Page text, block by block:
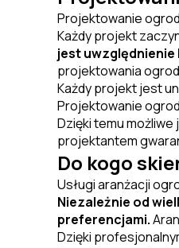
Projektowanie
Każdy projekt
jest
projektowania
Każdy projekt jest
Projektowanie
Dzięki temu
projektantem
Do kogo
Usługi aranżacji
Niezależnie od
preferencjami.
Dzięki